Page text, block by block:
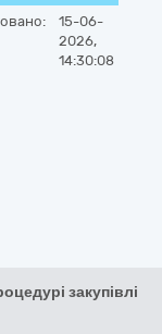
15-06-
2026,
14:30:08
закупівлі